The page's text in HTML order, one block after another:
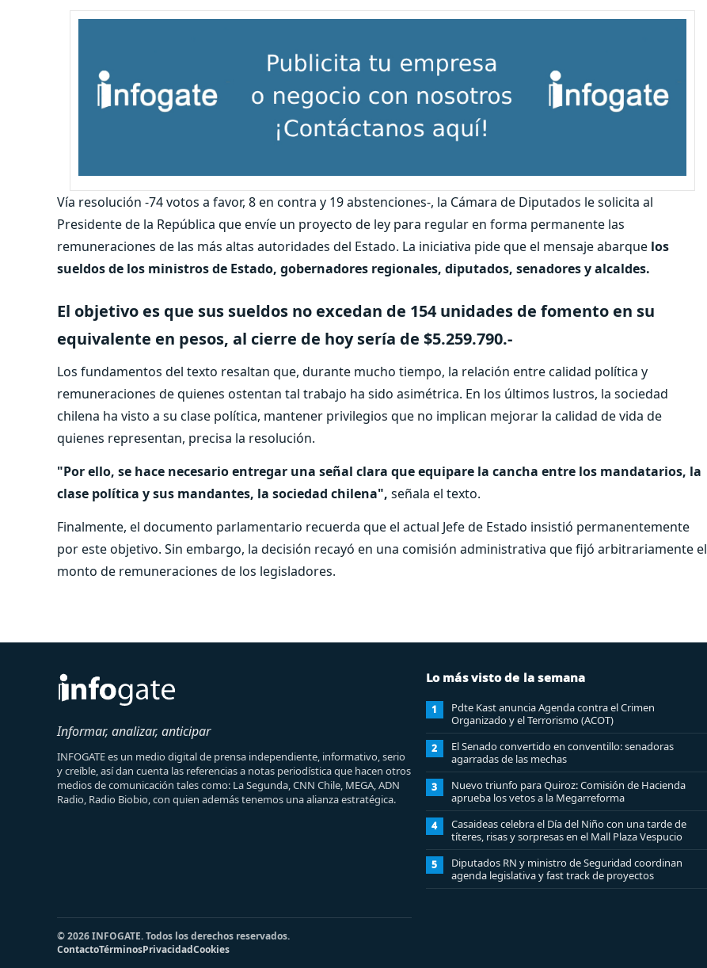
Vía resolución -74 votos a favor, 8 en contra y 19 abstenciones-, la Cámara de Diputados le solicita al
Presidente de la República que envíe un proyecto de ley para regular en forma permanente las
remuneraciones de las más altas autoridades del Estado. La iniciativa pide que el mensaje abarque los
sueldos de los ministros de Estado, gobernadores regionales, diputados, senadores y alcaldes.
El objetivo es que sus sueldos no excedan de 154 unidades de fomento en su
equivalente en pesos, al cierre de hoy sería de $5.259.790.-
Los fundamentos del texto resaltan que, durante mucho tiempo, la relación entre calidad política y
remuneraciones de quienes ostentan tal trabajo ha sido asimétrica. En los últimos lustros, la sociedad
chilena ha visto a su clase política, mantener privilegios que no implican mejorar la calidad de vida de
quienes representan, precisa la resolución.
"Por ello, se hace necesario entregar una señal clara que equipare la cancha entre los mandatarios, la
clase política y sus mandantes, la sociedad chilena", señala el texto.
Finalmente, el documento parlamentario recuerda que el actual Jefe de Estado insistió permanentemente
por este objetivo. Sin embargo, la decisión recayó en una comisión administrativa que fijó arbitrariamente el
monto de remuneraciones de los legisladores.
Informar, analizar, anticipar
INFOGATE es un medio digital de prensa independiente, informativo, serio
y creíble, así dan cuenta las referencias a notas periodística que hacen otros
medios de comunicación tales como: La Segunda, CNN Chile, MEGA, ADN
Radio, Radio Biobio, con quien además tenemos una alianza estratégica.
Lo más visto de la semana
1
Pdte Kast anuncia Agenda contra el Crimen
Organizado y el Terrorismo (ACOT)
2
El Senado convertido en conventillo: senadoras
agarradas de las mechas
3
Nuevo triunfo para Quiroz: Comisión de Hacienda
aprueba los vetos a la Megarreforma
4
Casaideas celebra el Día del Niño con una tarde de
títeres, risas y sorpresas en el Mall Plaza Vespucio
5
Diputados RN y ministro de Seguridad coordinan
agenda legislativa y fast track de proyectos
© 2026 INFOGATE. Todos los derechos reservados.
ContactoTérminosPrivacidadCookies